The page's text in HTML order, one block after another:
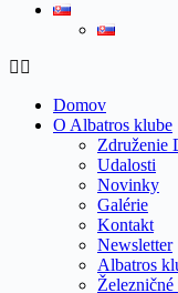
Domov
O Albatros klube
Udalosti
Novinky
Galérie
Kontakt
Newsletter
Albatros